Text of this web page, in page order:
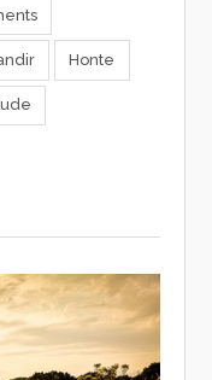
Honte